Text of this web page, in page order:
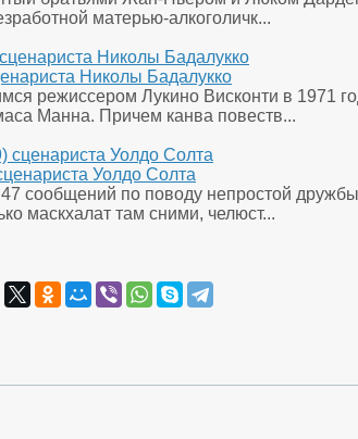
матерью-алкоголичк...
Николы Бадалукко
режиссером Лукино Висконти в 1971
Манна. Причем канва повеств...
Уолдо Солта
сообщений по поводу непростой
маскхалат там сними, челюст...